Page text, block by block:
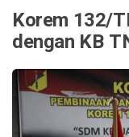
Korem 132/
dengan KB